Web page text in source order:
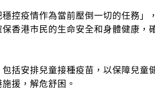
控疫情作為當前壓倒一切的任務」
香港市民的生命安全和身體健康，
括安排兒童接種疫苗，以保障兒童
援，解危舒困。